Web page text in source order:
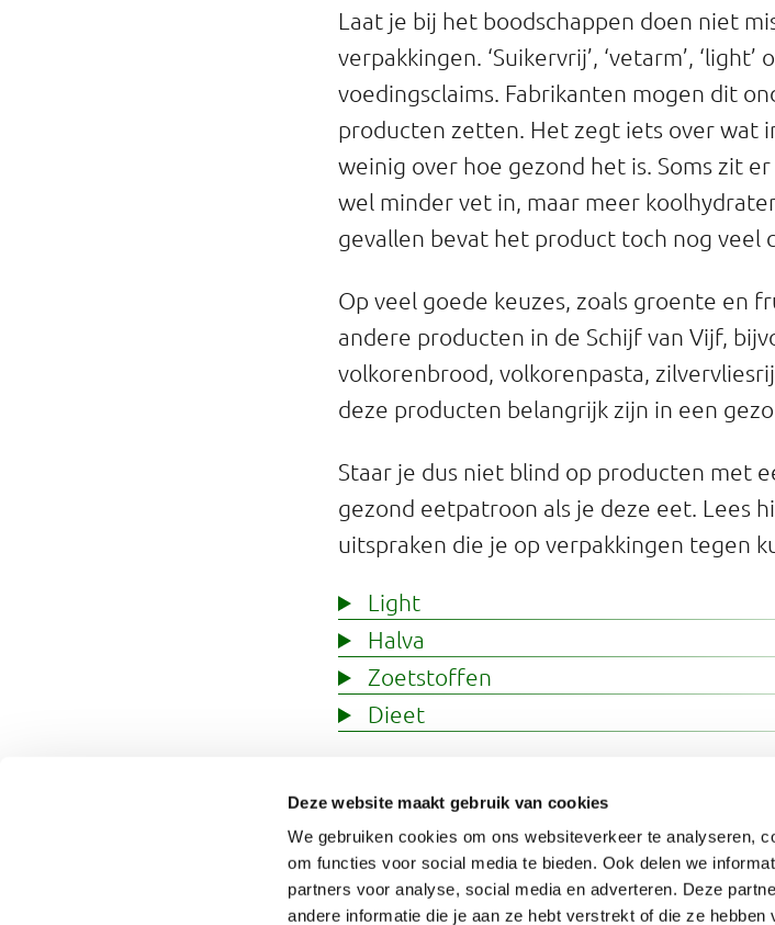
Deze website maakt gebruik van cookies
We gebruiken cookies om ons websiteverkeer te analyseren,
om functies voor social media te bieden. Ook delen we
partners voor analyse, social media en adverteren. Deze
andere informatie die je aan ze hebt verstrekt of die ze
Laat je bij het boodschappen doen niet
verpakkingen. ‘Suikervrij’, ‘vetarm’, ‘light’
voedingsclaims. Fabrikanten mogen dit
producten zetten. Het zegt iets over wat
weinig over hoe gezond het is. Soms zit
wel minder vet in, maar meer
gevallen bevat het product toch nog veel
Op veel goede keuzes, zoals groente en
andere producten in de Schijf van Vijf,
volkorenbrood, volkorenpasta,
deze producten belangrijk zijn in een
Staar je dus niet blind op producten met
gezond eetpatroon als je deze eet. Lees
uitspraken die je op verpakkingen tegen
Light
Halva
Zoetstoffen
Dieet
Om te weten in welk product de minste
elkaar vergelijken. Dat doe je door op
etiketten vergelijken.